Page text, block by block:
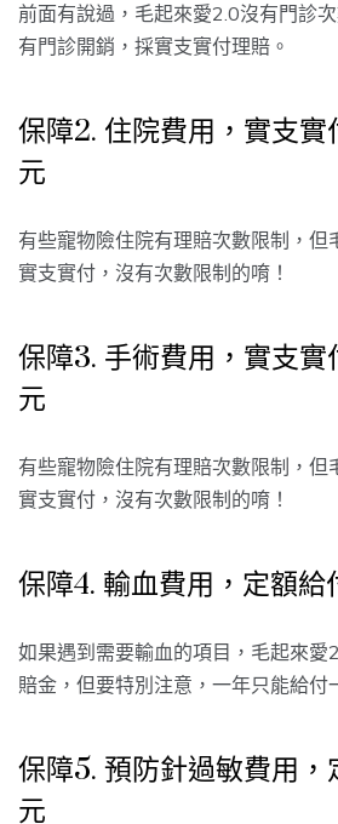
前面有說過，毛起來愛2.0沒有門診
有門診開銷，採實支實付理賠。
保障2. 住院費用，實支
元
有些寵物險住院有理賠次數限制，但
實支實付，沒有次數限制的唷！
保障3. 手術費用，實支
元
有些寵物險住院有理賠次數限制，但
實支實付，沒有次數限制的唷！
保障4. 輸血費用，定額
如果遇到需要輸血的項目，毛起來
賠金，但要特別注意，一年只能給付
保障5. 預防針過敏費用
元